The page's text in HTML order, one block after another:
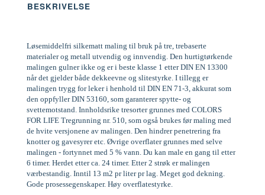
BESKRIVELSE
Løsemiddelfri silkematt maling til bruk på tre, trebaserte
materialer og metall utvendig og innvendig. Den hurtigtørkende
malingen gulner ikke og er i beste klasse 1 etter DIN EN 13300
når det gjelder både dekkeevne og slitestyrke. I tillegg er
malingen trygg for leker i henhold til DIN EN 71-3, akkurat som
den oppfyller DIN 53160, som garanterer spytte- og
svettemotstand. Innholdsrike tresorter grunnes med COLORS
FOR LIFE Tregrunning nr. 510, som også brukes før maling med
de hvite versjonene av malingen. Den hindrer penetrering fra
knotter og gavesyrer etc. Øvrige overflater grunnes med selve
malingen - fortynnet med 5 % vann. Du kan male en gang til etter
6 timer. Herdet etter ca. 24 timer. Etter 2 strøk er malingen
værbestandig. Inntil 13 m2 pr liter pr lag. Meget god dekning.
Gode prosessegenskaper. Høy overflatestyrke.